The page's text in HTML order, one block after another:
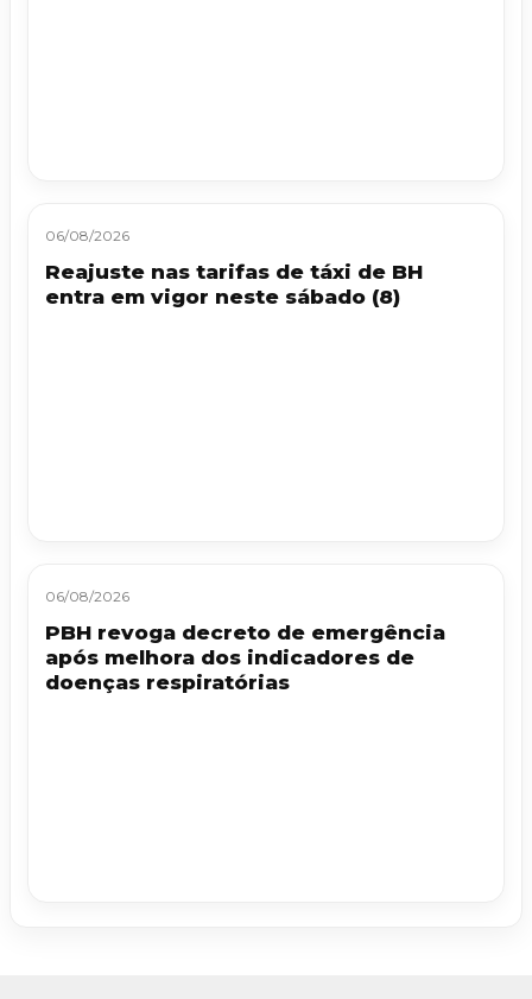
06/08/2026
Reajuste nas tarifas de táxi de BH
entra em vigor neste sábado (8)
06/08/2026
PBH revoga decreto de emergência
após melhora dos indicadores de
doenças respiratórias